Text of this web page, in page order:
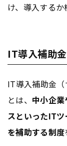
け、導入するか
IT導入補助
IT導入補助金（
とは、 中小企
スといったIT
を補助する制度